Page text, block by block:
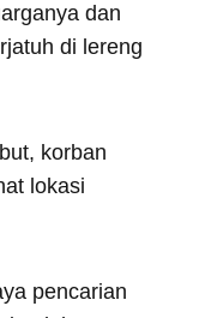
dan
di lereng
korban
lokasi
pencarian